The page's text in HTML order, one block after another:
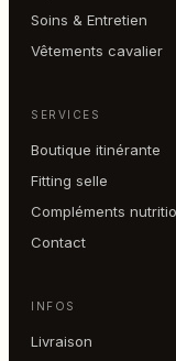
Soins & Entretien
Vêtements cavalier
SERVICES
Boutique itinérante
Fitting selle
Compléments
Contact
INFOS
Livraison